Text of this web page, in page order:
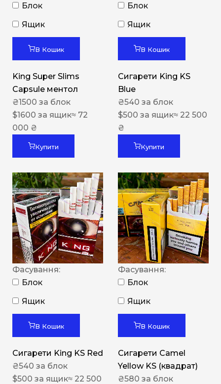
Блок
Ящик
В Кошик
King Super Slims
Capsule ментол
₴1500 за блок
$1600 за ящик≈ 72
000 ₴
Купити
Блок
Ящик
В Кошик
Сигарети King KS
Blue
₴540 за блок
$500 за ящик≈ 22 500
₴
Купити
Фасування:
Блок
Ящик
В Кошик
Сигарети King KS Red
₴540 за блок
$500 за ящик≈ 22 500
Фасування:
Блок
Ящик
В Кошик
Сигарети Camel
Yellow KS (квадрат)
₴580 за блок